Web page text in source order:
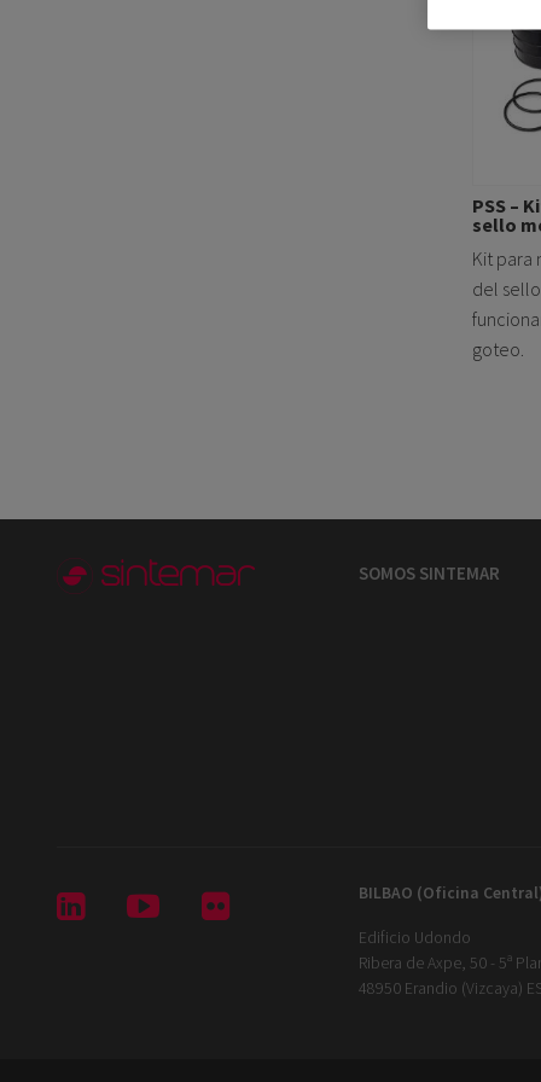
PSS –
sello
Kit para
del
goteo.
SOMOS SINTEMAR
   BILBAO (Oficina
Edificio Udondo
Ribera de Axpe, 50 - 5ª
48950 Erandio (Vizcaya)